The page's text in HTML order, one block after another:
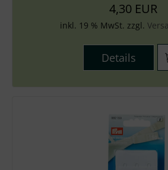
4,30 EUR
inkl. 19 % MwSt. zzgl.
Details